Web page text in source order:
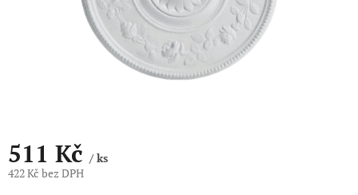
511 Kč/ ks
422 Kč bez DPH